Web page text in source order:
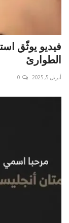
فيديو يوثّق
الطوارئ
أبريل 5, 2025 0